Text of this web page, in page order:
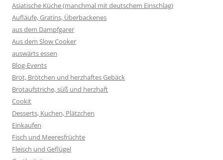
Asiatische Küche (manchmal mit deutschem Einschlag)
Aufläufe, Gratins, Überbackenes
aus dem Dampfgarer
Aus dem Slow Cooker
auswärts essen
Blog-Events
Brot, Brötchen und herzhaftes Gebäck
Brotaufstriche, süß und herzhaft
Cookit
Desserts, Kuchen, Plätzchen
Einkaufen
Fisch und Meeresfrüchte
Fleisch und Geflügel